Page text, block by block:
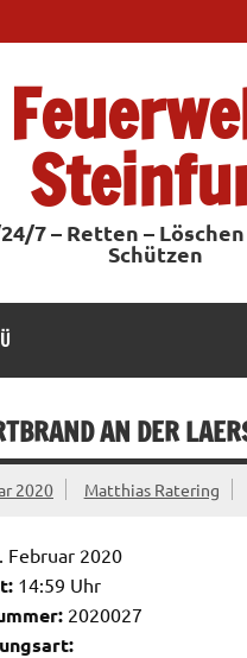
7 – Retten –
Schützen
AN DER
2020 Matthias Ratering
Februar 2020
14:59 Uhr
2020027